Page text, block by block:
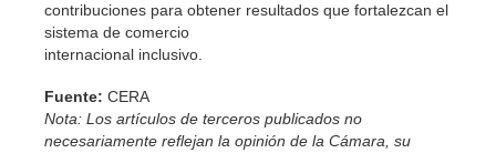
contribuciones para obtener resultados que fortalezcan el
sistema de comercio
internacional inclusivo.
Fuente: CERA
Nota: Los artículos de terceros publicados no
necesariamente reflejan la opinión de la Cámara, su